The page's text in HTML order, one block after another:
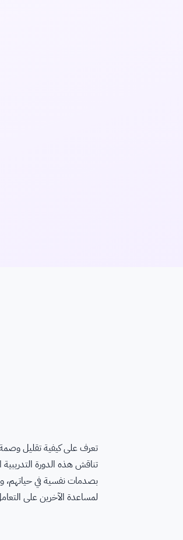
تعرف على كيفية تقليل
تناقش هذه الدورة
بصدمات نفسية في حياتهم،
لمساعدة الآخرين على